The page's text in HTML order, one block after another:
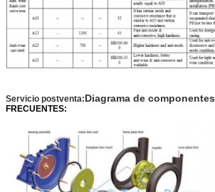
Servicio postventa:Diagrama de componentes
FRECUENTES: